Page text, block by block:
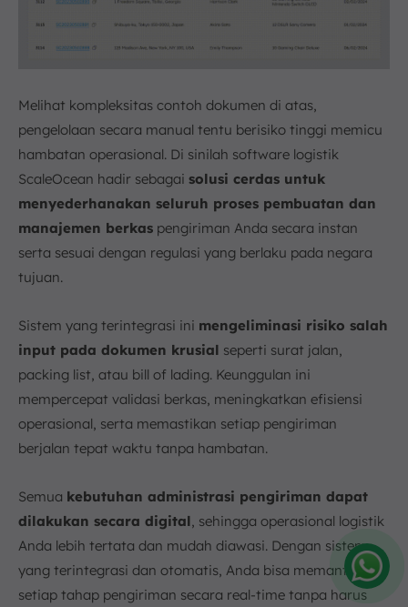
Melihat kompleksitas contoh dokumen di atas,
pengelolaan secara manual tentu berisiko tinggi memicu
hambatan operasional. Di sinilah software logistik
ScaleOcean hadir sebagai solusi cerdas untuk
menyederhanakan seluruh proses pembuatan dan
manajemen berkas pengiriman Anda secara instan
serta sesuai dengan regulasi yang berlaku pada negara
tujuan.
Sistem yang terintegrasi ini mengeliminasi risiko salah
input pada dokumen krusial seperti surat jalan,
packing list, atau bill of lading. Keunggulan ini
mempercepat validasi berkas, meningkatkan efisiensi
operasional, serta memastikan setiap pengiriman
berjalan tepat waktu tanpa hambatan.
Semua kebutuhan administrasi pengiriman dapat
dilakukan secara digital , sehingga operasional logistik
Anda lebih tertata dan mudah diawasi. Dengan sistem
yang terintegrasi dan otomatis, Anda bisa memantau
setiap tahap pengiriman secara real-time tanpa harusAmelia